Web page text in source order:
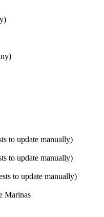
to update manually)
to update manually)
to update manually)
Marinas